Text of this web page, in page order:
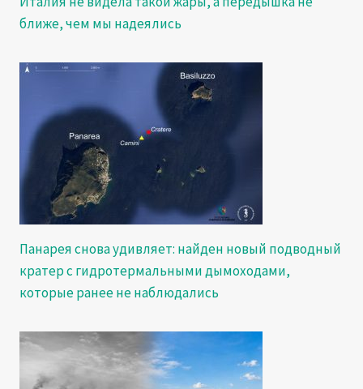
ближе, чем мы надеялись
Панарея снова удивляет: найден новый подводный
кратер с гидротермальными дымоходами,
которые ранее не наблюдались